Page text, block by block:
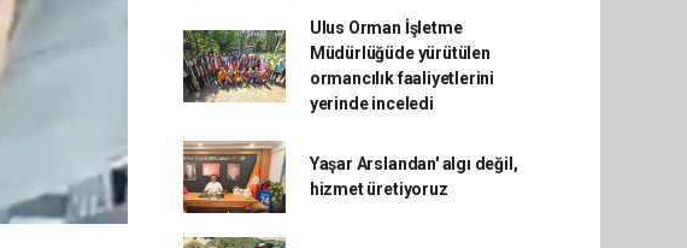
Ulus Orman İşletme
Müdürlüğüde yürütülen
ormancılık faaliyetlerini
yerinde inceledi
Yaşar Arslandan' algı değil,
hizmet üretiyoruz